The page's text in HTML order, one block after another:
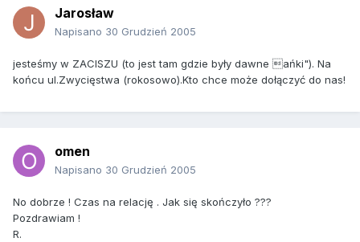
Jarosław
Napisano 30 Grudzień 2005
jesteśmy w ZACISZU (to jest tam gdzie były dawne ańki"). Na
końcu ul.Zwycięstwa (rokosowo).Kto chce może dołączyć do nas!
omen
Napisano 30 Grudzień 2005
No dobrze ! Czas na relację . Jak się skończyło ???
Pozdrawiam !
R.